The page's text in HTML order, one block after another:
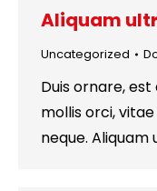
Aliquam
Uncategorized
Duis ornare,
mollis orci,
neque. Aliquam